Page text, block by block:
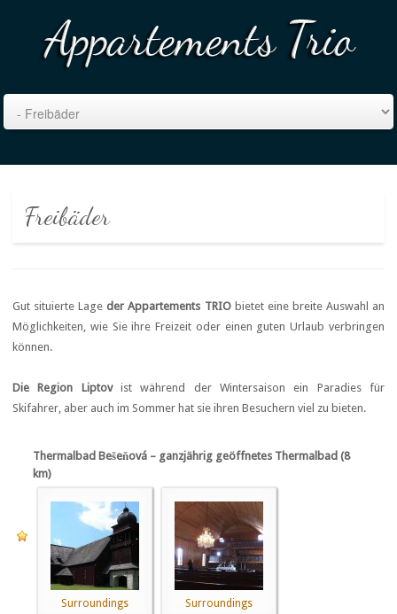
Freibäder
Gut situierte Lage der Appartements TRIObietet eine breite Auswahl an
Möglichkeiten, wie Sie ihre Freizeit oder einen guten Urlaub verbringen
können.
Die Region Liptovist während der Wintersaison ein Paradies für
Skifahrer, aber auch im Sommer hat sie ihren Besuchern viel zu bieten.
Thermalbad Bešeňová – ganzjährig geöffnetes Thermalbad (8
km)
Surroundings Surroundings